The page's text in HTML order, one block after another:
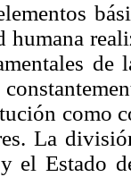
de
como
La
el Estado